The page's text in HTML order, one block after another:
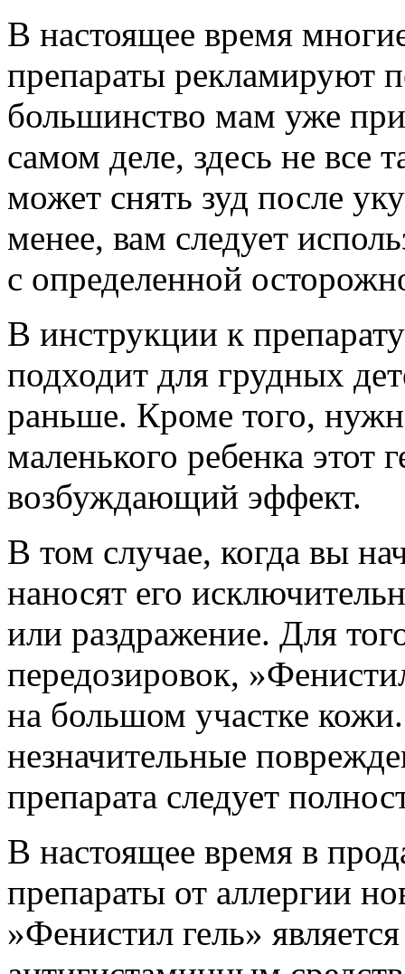
В настоящее время
препараты рекламируют
большинство мам уже
самом деле, здесь не все
может снять зуд после
менее, вам следует
с определенной
В инструкции к
подходит для грудных
раньше. Кроме того,
маленького ребенка этот
возбуждающий эффект.
В том случае, когда вы
наносят его
или раздражение. Для
передозировок,
на большом участке
незначительные
препарата следует
В настоящее время в
препараты от аллергии
»Фенистил гель»